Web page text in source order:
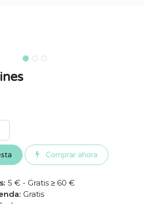
Comprar ahora
5 € - Gratis ≥ 60 €
Gratis